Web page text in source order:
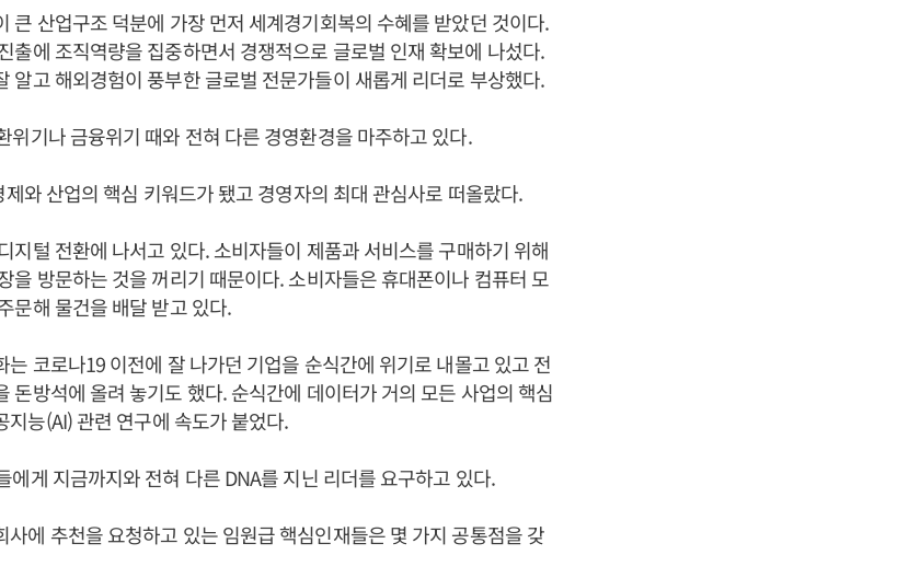
큰 산업구조 덕분에 가장 먼저 세계경기회복의 수혜를 받았던 것이다.
출에 조직역량을 집중하면서 경쟁적으로 글로벌 인재 확보에 나섰다.
알고 해외경험이 풍부한 글로벌 전문가들이 새롭게 리더로 부상했다.
위기나 금융위기 때와 전혀 다른 경영환경을 마주하고 있다.
와 산업의 핵심 키워드가 됐고 경영자의 최대 관심사로 떠올랐다.
지털 전환에 나서고 있다. 소비자들이 제품과 서비스를 구매하기 위해
을 방문하는 것을 꺼리기 때문이다. 소비자들은 휴대폰이나 컴퓨터 모
문해 물건을 배달 받고 있다.
는 코로나19 이전에 잘 나가던 기업을 순식간에 위기로 내몰고 있고 전
돈방석에 올려 놓기도 했다. 순식간에 데이터가 거의 모든 사업의 핵심
능(AI) 관련 연구에 속도가 붙었다.
에게 지금까지와 전혀 다른 DNA를 지닌 리더를 요구하고 있다.
사에 추천을 요청하고 있는 임원급 핵심인재들은 몇 가지 공통점을 갖